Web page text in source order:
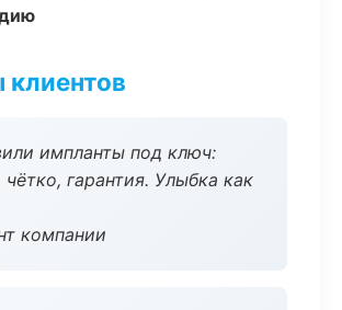
импланты под ключ:
гарантия. Улыбка как
компании